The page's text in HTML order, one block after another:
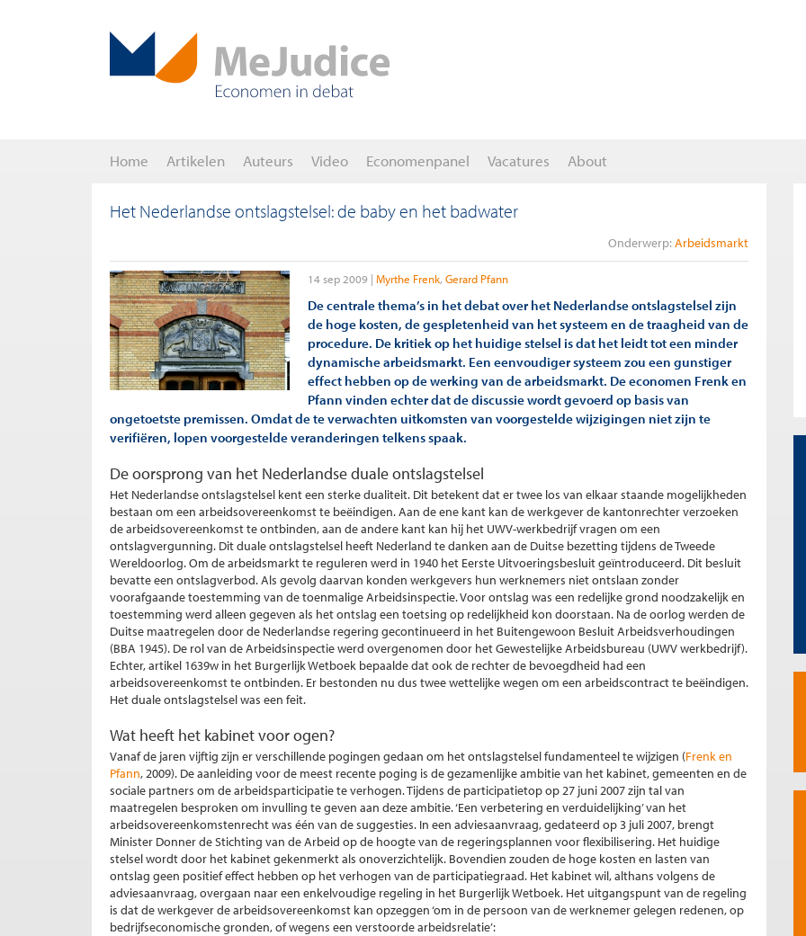
Home Artikelen Auteurs Video Economenpanel Vacatures About
Het Nederlandse ontslagstelsel: de baby en het badwater
Onderwerp: Arbeidsmarkt
14 sep 2009 Myrthe Frenk Gerard Pfann
De centrale thema’s in het debat over het Nederlandse ontslagstelsel zijn
de hoge kosten, de gespletenheid van het systeem en de traagheid van de
procedure. De kritiek op het huidige stelsel is dat het leidt tot een minder
dynamische arbeidsmarkt. Een eenvoudiger systeem zou een gunstiger
effect hebben op de werking van de arbeidsmarkt. De economen Frenk en
Pfann vinden echter dat de discussie wordt gevoerd op basis van
ongetoetste premissen. Omdat de te verwachten uitkomsten van voorgestelde wijzigingen niet zijn te
verifiëren, lopen voorgestelde veranderingen telkens spaak.
De oorsprong van het Nederlandse duale ontslagstelsel
Het Nederlandse ontslagstelsel kent een sterke dualiteit. Dit betekent dat er twee los van elkaar staande mogelijkheden
bestaan om een arbeidsovereenkomst te beëindigen. Aan de ene kant kan de werkgever de kantonrechter verzoeken
de arbeidsovereenkomst te ontbinden, aan de andere kant kan hij het UWV-werkbedrijf vragen om een
ontslagvergunning. Dit duale ontslagstelsel heeft Nederland te danken aan de Duitse bezetting tijdens de Tweede
Wereldoorlog. Om de arbeidsmarkt te reguleren werd in 1940 het Eerste Uitvoeringsbesluit geïntroduceerd. Dit besluit
bevatte een ontslagverbod. Als gevolg daarvan konden werkgevers hun werknemers niet ontslaan zonder
voorafgaande toestemming van de toenmalige Arbeidsinspectie. Voor ontslag was een redelijke grond noodzakelijk en
toestemming werd alleen gegeven als het ontslag een toetsing op redelijkheid kon doorstaan. Na de oorlog werden de
Duitse maatregelen door de Nederlandse regering gecontinueerd in het Buitengewoon Besluit Arbeidsverhoudingen
(BBA 1945). De rol van de Arbeidsinspectie werd overgenomen door het Gewestelijke Arbeidsbureau (UWV werkbedrijf).
Echter, artikel 1639w in het Burgerlijk Wetboek bepaalde dat ook de rechter de bevoegdheid had een
arbeidsovereenkomst te ontbinden. Er bestonden nu dus twee wettelijke wegen om een arbeidscontract te beëindigen.
Het duale ontslagstelsel was een feit.
Wat heeft het kabinet voor ogen?
Vanaf de jaren vijftig zijn er verschillende pogingen gedaan om het ontslagstelsel fundamenteel te wijzigen (Frenk en
Pfann, 2009). De aanleiding voor de meest recente poging is de gezamenlijke ambitie van het kabinet, gemeenten en de
sociale partners om de arbeidsparticipatie te verhogen. Tijdens de participatietop op 27 juni 2007 zijn tal van
maatregelen besproken om invulling te geven aan deze ambitie. ‘Een verbetering en verduidelijking’ van het
arbeidsovereenkomstenrecht was één van de suggesties. In een adviesaanvraag, gedateerd op 3 juli 2007, brengt
Minister Donner de Stichting van de Arbeid op de hoogte van de regeringsplannen voor flexibilisering. Het huidige
stelsel wordt door het kabinet gekenmerkt als onoverzichtelijk. Bovendien zouden de hoge kosten en lasten van
ontslag geen positief effect hebben op het verhogen van de participatiegraad. Het kabinet wil, althans volgens de
adviesaanvraag, overgaan naar een enkelvoudige regeling in het Burgerlijk Wetboek. Het uitgangspunt van de regeling
is dat de werkgever de arbeidsovereenkomst kan opzeggen ‘om in de persoon van de werknemer gelegen redenen, op
bedrijfseconomische gronden, of wegens een verstoorde arbeidsrelatie’: